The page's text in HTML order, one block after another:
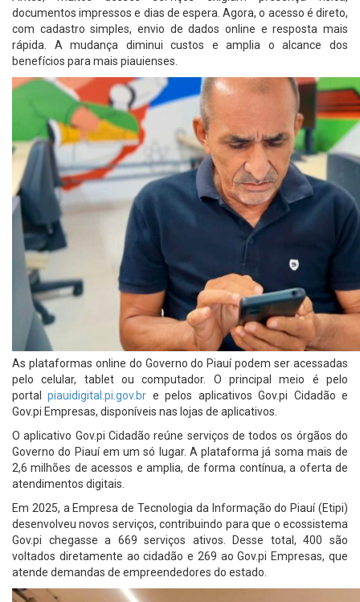
documentos impressos e dias de espera. Agora, o acesso é direto,
com cadastro simples, envio de dados online e resposta mais
rápida. A mudança diminui custos e amplia o alcance dos
benefícios para mais piauienses.
As plataformas online do Governo do Piauí podem ser acessadas
pelo celular, tablet ou computador. O principal meio é pelo
portalpiauidigital.pi.gov.br e pelos aplicativos Gov.pi Cidadão e
Gov.pi Empresas, disponíveis nas lojas de aplicativos.
O aplicativo Gov.pi Cidadão reúne serviços de todos os órgãos do
Governo do Piauí em um só lugar. A plataforma já soma mais de
2,6 milhões de acessos e amplia, de forma contínua, a oferta de
atendimentos digitais.
Em 2025, a Empresa de Tecnologia da Informação do Piauí (Etipi)
desenvolveu novos serviços, contribuindo para que o ecossistema
Gov.pi chegasse a 669 serviços ativos. Desse total, 400 são
voltados diretamente ao cidadão e 269 ao Gov.pi Empresas, que
atende demandas de empreendedores do estado.